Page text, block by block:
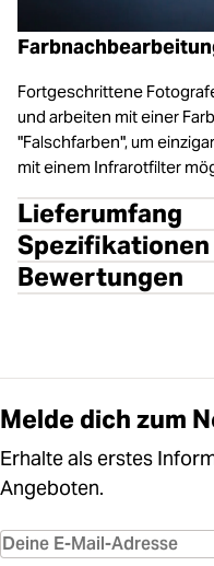
Fortgeschrittene
und arbeiten mit einer
"Falschfarben", um
mit einem Infrarotfilter
Lieferumfang
Spezifikationen
Bewertungen
Melde dich zum
Erhalte als erstes
Angeboten.